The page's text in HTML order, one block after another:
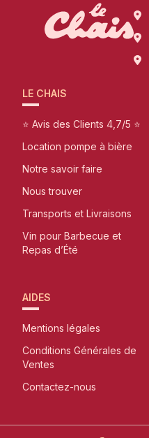
LE CHAIS
⭐ Avis des Clients 4,7/5 ⭐
Location pompe à bière
Notre savoir faire
Nous trouver
Transports et Livraisons
Vin pour Barbecue et
Repas d’Été
AIDES
Mentions légales
Conditions Générales de
Ventes
Contactez-nous